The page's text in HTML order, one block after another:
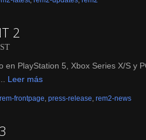
2
en PlayStation 5, Xbox Series X/S
Leer más
rem-frontpage, press-release, rem2-news